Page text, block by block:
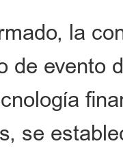
la
de evento
se